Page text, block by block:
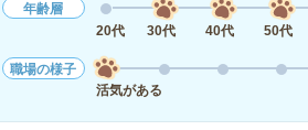
年齢層
20代
30代 40代 50代
職場の様子
活気がある